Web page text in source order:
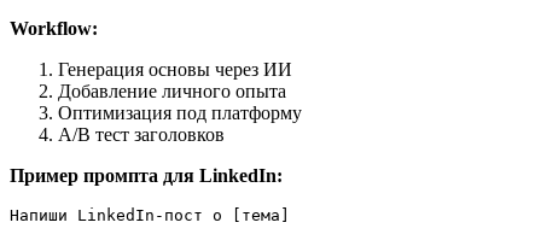
Workflow:
Генерация основы через ИИ
Добавление личного опыта
Оптимизация под платформу
A/B тест заголовков
Пример промпта для LinkedIn:
Напиши LinkedIn-пост о [тема]